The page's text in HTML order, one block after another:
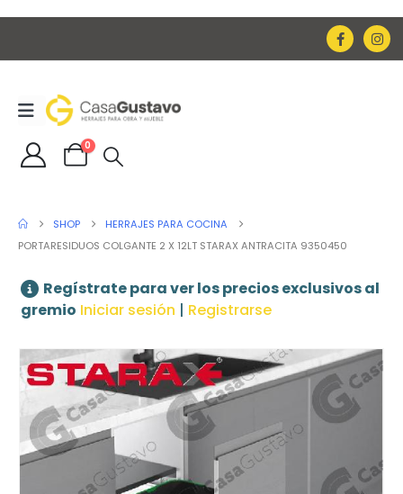
0
SHOP
HERRAJES PARA COCINA
PORTARESIDUOS COLGANTE 2 X 12LT STARAX ANTRACITA 9350450
Regístrate para ver los precios exclusivos al
gremio Iniciar sesión | Registrarse